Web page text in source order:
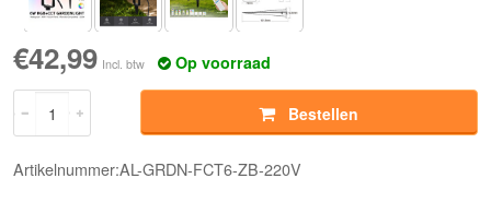
€42,99 Incl. btw Op voorraad
Bestellen
Artikelnummer:AL-GRDN-FCT6-ZB-220V